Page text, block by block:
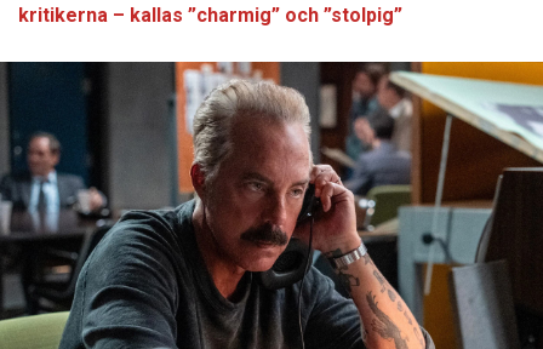
kritikerna – kallas ”charmig” och ”stolpig”